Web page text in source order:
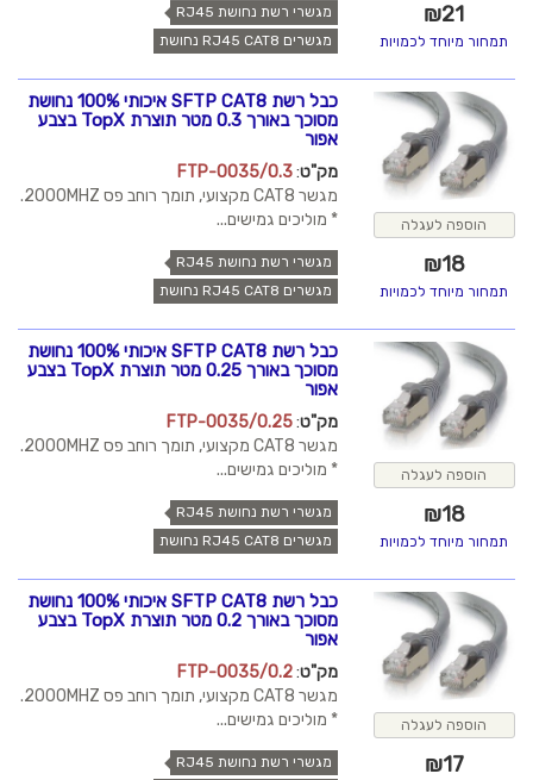
₪21
תמחור מיוחד לכמויות
מגשרי רשת נחושת RJ45
מגשרים RJ45 CAT8 נחושת
הוספה לעגלה
₪18
תמחור מיוחד לכמויות
כבל רשת SFTP CAT8 איכותי 100% נחושת
מסוכך באורך 0.3 מטר תוצרת TopX בצבע
אפור
מק"ט:
FTP-0035/0.3
מגשר CAT8 מקצועי, תומך רוחב פס 2000MHZ.
* מוליכים גמישים...
מגשרי רשת נחושת RJ45
מגשרים RJ45 CAT8 נחושת
הוספה לעגלה
₪18
תמחור מיוחד לכמויות
כבל רשת SFTP CAT8 איכותי 100% נחושת
מסוכך באורך 0.25 מטר תוצרת TopX בצבע
אפור
מק"ט:
FTP-0035/0.25
מגשר CAT8 מקצועי, תומך רוחב פס 2000MHZ.
* מוליכים גמישים...
מגשרי רשת נחושת RJ45
מגשרים RJ45 CAT8 נחושת
הוספה לעגלה
₪17
כבל רשת SFTP CAT8 איכותי 100% נחושת
מסוכך באורך 0.2 מטר תוצרת TopX בצבע
אפור
מק"ט:
FTP-0035/0.2
מגשר CAT8 מקצועי, תומך רוחב פס 2000MHZ.
* מוליכים גמישים...
מגשרי רשת נחושת RJ45